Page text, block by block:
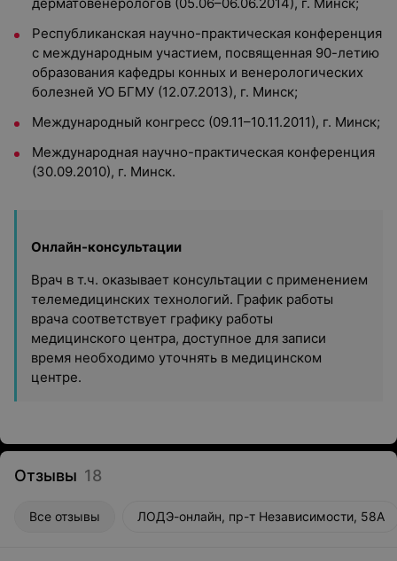
Республиканская научно-практическая конференция
с международным участием, посвященная 90-летию
образования кафедры конных и венерологических
болезней УО БГМУ (12.07.2013), г. Минск;
Международный конгресс (09.11–10.11.2011), г. Минск;
Международная научно-практическая конференция
(30.09.2010), г. Минск.
Онлайн-консультации
Врач в т.ч. оказывает консультации с применением
телемедицинских технологий. График работы
врача соответствует графику работы
медицинского центра, доступное для записи
время необходимо уточнять в медицинском
центре.
Отзывы 18
Все отзывы ЛОДЭ-онлайн, пр-т Независимости, 58А